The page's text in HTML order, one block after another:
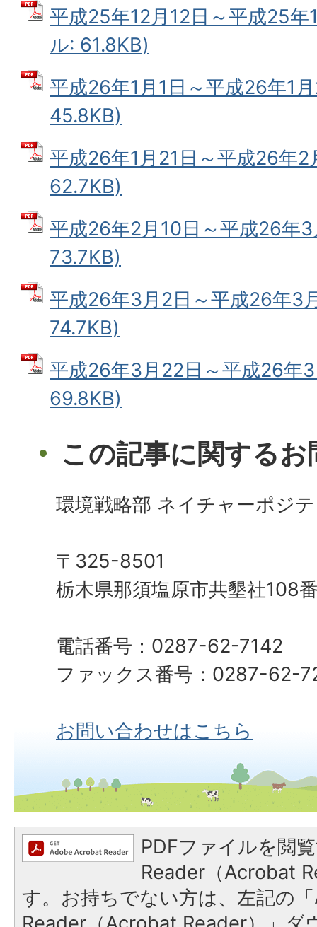
平成25年12月12日～平成25
ル: 61.8KB)
平成26年1月1日～平成26年1
45.8KB)
平成26年1月21日～平成26年
62.7KB)
平成26年2月10日～平成26年
73.7KB)
平成26年3月2日～平成26年3
74.7KB)
平成26年3月22日～平成26年
69.8KB)
この記事に関する
環境戦略部 ネイチャーポジ
〒325-8501
栃木県那須塩原市共墾社108
電話番号：0287-62-7142
ファックス番号：0287-62-
お問い合わせはこちら
PDFファイルを閲
Reader（Acrobat
す。お持ちでない方は、左記の